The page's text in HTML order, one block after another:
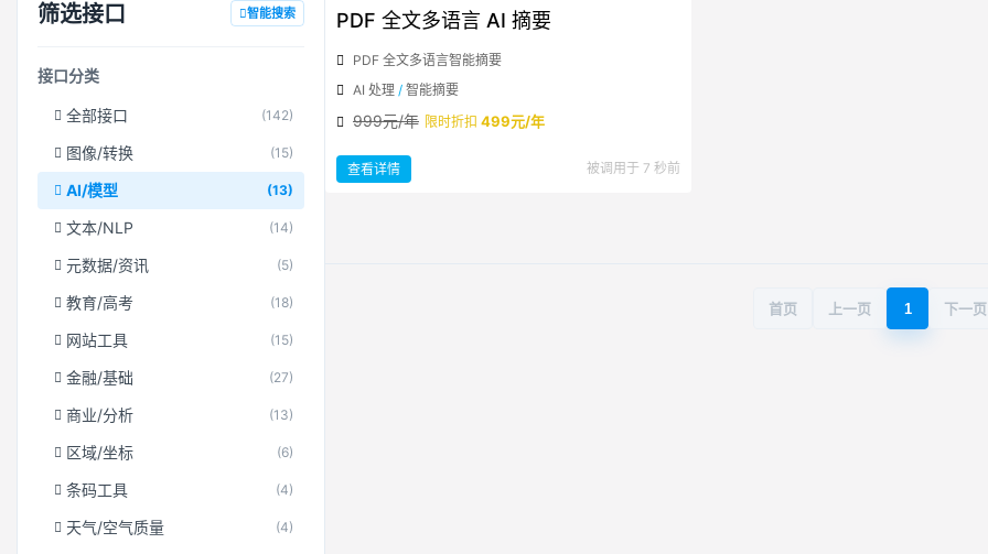
筛选接口
智能搜索
接口分类
全部接口 (142)
图像/转换 (15)
AI/模型 (13)
文本/NLP (14)
元数据/资讯 (5)
教育/高考 (18)
网站工具 (15)
金融/基础 (27)
商业/分析 (13)
区域/坐标 (6)
条码工具 (4)
天气/空气质量 (4)
PDF 全文多语言 AI 摘要
PDF 全文多语言智能摘要
AI 处理 / 智能摘要
999元/年 限时折扣 499元/年
查看详情
PDF
被调用于 7 秒前
首页 上一页 1 下一页